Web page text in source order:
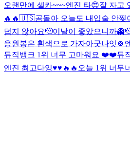
오랜만에 셀카~~~엔진 타😍잘 자고
🔥🔥🇺🇸곰돌아 오늘도 내입술 안찢
덥지 않아요🫡이날이 좋았으니까👻
응원봉은 흰색으로 가자아굿나잇🍀
뮤직뱅크 1위 너무 고마워요 ❤️❤️뮤
엔진 최고다잉♥️♥️🔥🔥 오늘 1위 너무